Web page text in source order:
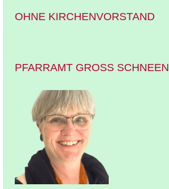
OHNE KIRCHENVORSTAND
PFARRAMT GROSS SCHNEEN